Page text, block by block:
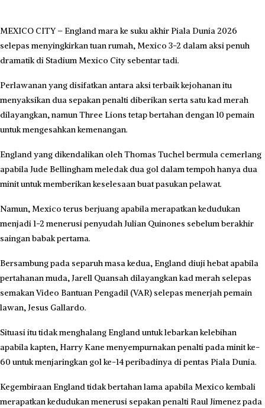
MEXICO CITY – England mara ke suku akhir Piala Dunia 2026
selepas menyingkirkan tuan rumah, Mexico 3-2 dalam aksi penuh
dramatik di Stadium Mexico City sebentar tadi.
Perlawanan yang disifatkan antara aksi terbaik kejohanan itu
menyaksikan dua sepakan penalti diberikan serta satu kad merah
dilayangkan, namun Three Lions tetap bertahan dengan 10 pemain
untuk mengesahkan kemenangan.
England yang dikendalikan oleh Thomas Tuchel bermula cemerlang
apabila Jude Bellingham meledak dua gol dalam tempoh hanya dua
minit untuk memberikan keselesaan buat pasukan pelawat.
Namun, Mexico terus berjuang apabila merapatkan kedudukan
menjadi 1-2 menerusi penyudah Julian Quinones sebelum berakhir
saingan babak pertama.
Bersambung pada separuh masa kedua, England diuji hebat apabila
pertahanan muda, Jarell Quansah dilayangkan kad merah selepas
semakan Video Bantuan Pengadil (VAR) selepas menerjah pemain
lawan, Jesus Gallardo.
Situasi itu tidak menghalang England untuk lebarkan kelebihan
apabila kapten, Harry Kane menyempurnakan penalti pada minit ke-
60 untuk menjaringkan gol ke-14 peribadinya di pentas Piala Dunia.
Kegembiraan England tidak bertahan lama apabila Mexico kembali
merapatkan kedudukan menerusi sepakan penalti Raul Jimenez pada